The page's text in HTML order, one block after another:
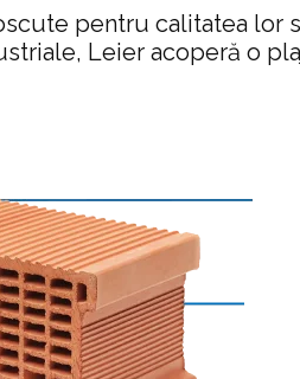
pentru calitatea
Leier acoperă o